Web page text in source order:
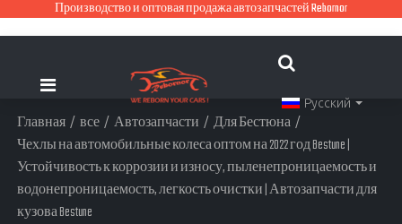
Производство и оптовая продажа автозапчастей Rebornor
Русский
Главная / все / Автозапчасти / Для Бестюна /
Чехлы на автомобильные колеса оптом на 2022 год Bestune |
Устойчивость к коррозии и износу, пыленепроницаемость и
водонепроницаемость, легкость очистки | Автозапчасти для
кузова Bestune